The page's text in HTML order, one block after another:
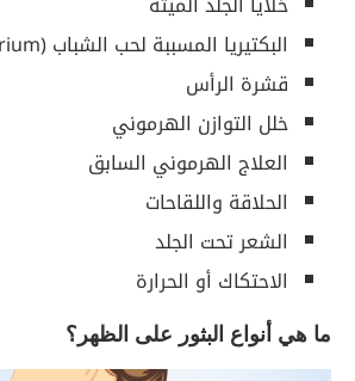
البكتيريا المسببة لحب الشباب (Propiniobacterium)
قشرة الرأس
خلل التوازن الهرموني
العلاج الهرموني السابق
الحلاقة واللقاحات
الشعر تحت الجلد
الاحتكاك أو الحرارة
ما هي أنواع البثور على الظهر؟